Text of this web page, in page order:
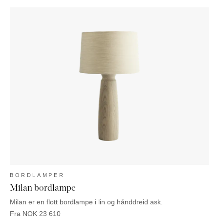
BORDLAMPER
Milan bordlampe
Milan er en flott bordlampe i lin og hånddreid ask.
Fra NOK 23 610